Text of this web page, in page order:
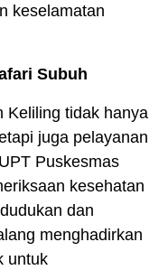
keselamatan
Subuh
Keliling tidak hanya
juga pelayanan
Puskesmas
kesehatan
dan
menghadirkan
untuk